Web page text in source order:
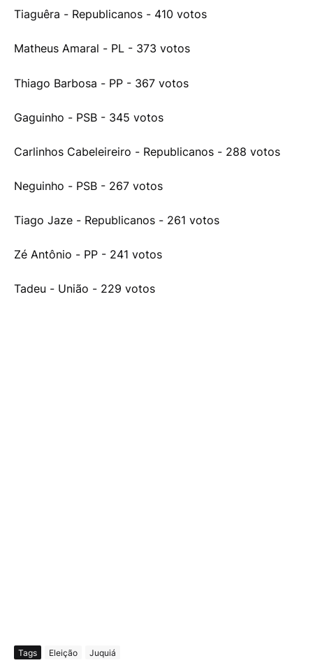
Tiaguêra - Republicanos - 410 votos
Matheus Amaral - PL - 373 votos
Thiago Barbosa - PP - 367 votos
Gaguinho - PSB - 345 votos
Carlinhos Cabeleireiro - Republicanos - 288 votos
Neguinho - PSB - 267 votos
Tiago Jaze - Republicanos - 261 votos
Zé Antônio - PP - 241 votos
Tadeu - União - 229 votos
Tags Eleição Juquiá